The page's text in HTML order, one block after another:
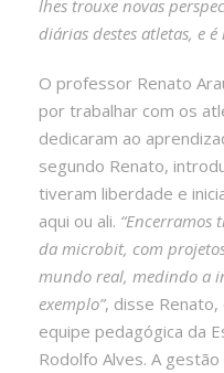
lhes trouxe novas
diárias destes atletas, e é
O professor Renato
por trabalhar com os
dedicaram ao
segundo Renato,
tiveram liberdade e
aqui ou ali.
da microbit, com
mundo real, medindo a
exemplo”, disse
equipe pedagógica da
Rodolfo Alves. A